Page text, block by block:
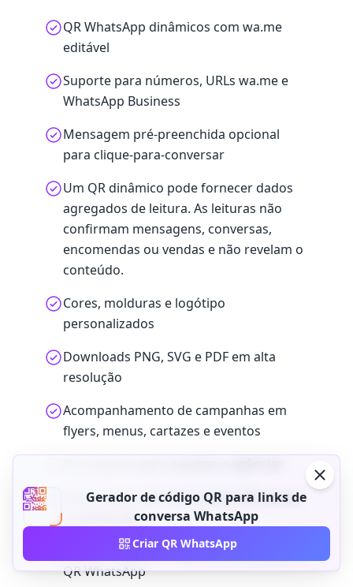
QR WhatsApp dinâmicos com wa.me
editável
Suporte para números, URLs wa.me e
WhatsApp Business
Mensagem pré-preenchida opcional
para clique-para-conversar
Um QR dinâmico pode fornecer dados
agregados de leitura. As leituras não
confirmam mensagens, conversas,
encomendas ou vendas e não revelam o
conteúdo.
Cores, molduras e logótipo
personalizados
Downloads PNG, SVG e PDF em alta
resolução
Acompanhamento de campanhas em
flyers, menus, cartazes e eventos
Links curtos com marca para QR wa.me
profissionais
Acesso API para criação automatizada de
QR WhatsApp
Gerador de código QR para links de
conversa WhatsApp
Criar QR WhatsApp